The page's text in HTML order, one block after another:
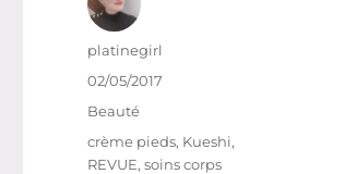
Auteur
platinegirl
Publié
02/05/2017
Catégories
Beauté
Étiquettes
crème pieds, Kueshi,
REVUE,soins corps